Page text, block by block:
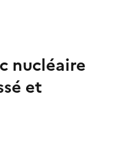
nucléaire
et